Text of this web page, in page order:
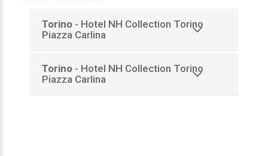
Torino - Hotel NH Collection Torino
Piazza Carlina
Torino - Hotel NH Collection Torino
Piazza Carlina